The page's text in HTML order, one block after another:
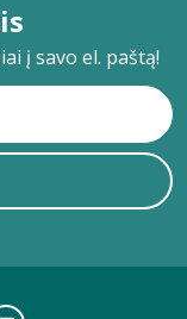
į savo el. paštą!